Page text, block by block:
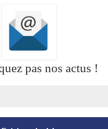
pas nos actus !